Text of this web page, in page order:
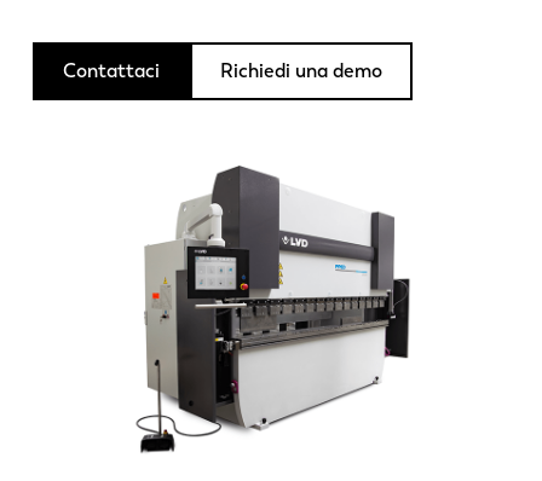
Contattaci Richiedi una demo
Centro risorse
Settori e soluzioni
Contattateci